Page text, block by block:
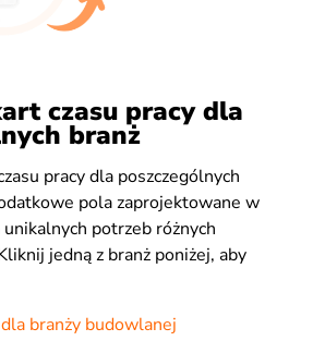
czasu pracy dla
branż
pracy dla poszczególnych
pola zaprojektowane w
potrzeb różnych
jedną z branż poniżej, aby
branży budowlanej